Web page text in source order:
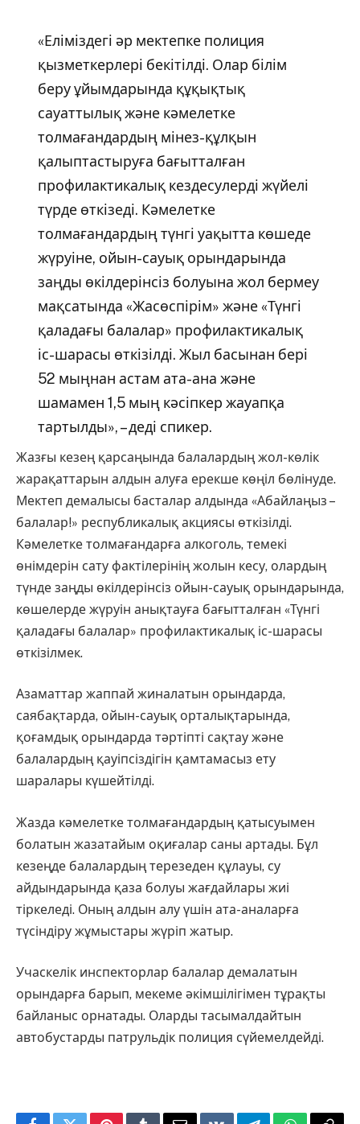
«Еліміздегі әр мектепке полиция
қызметкерлері бекітілді. Олар білім
беру ұйымдарында құқықтық
сауаттылық және кәмелетке
толмағандардың мінез-құлқын
қалыптастыруға бағытталған
профилактикалық кездесулерді жүйелі
түрде өткізеді. Кәмелетке
толмағандардың түнгі уақытта көшеде
жүруіне, ойын-сауық орындарында
заңды өкілдерінсіз болуына жол бермеу
мақсатында «Жасөспірім» және «Түнгі
қаладағы балалар» профилактикалық
іс-шарасы өткізілді. Жыл басынан бері
52 мыңнан астам ата-ана және
шамамен 1,5 мың кәсіпкер жауапқа
тартылды», – деді спикер.
Жазғы кезең қарсаңында балалардың жол-көлік
жарақаттарын алдын алуға ерекше көңіл бөлінуде.
Мектеп демалысы басталар алдында «Абайлаңыз –
балалар!» республикалық акциясы өткізілді.
Кәмелетке толмағандарға алкоголь, темекі
өнімдерін сату фактілерінің жолын кесу, олардың
түнде заңды өкілдерінсіз ойын-сауық орындарында,
көшелерде жүруін анықтауға бағытталған «Түнгі
қаладағы балалар» профилактикалық іс-шарасы
өткізілмек.
Азаматтар жаппай жиналатын орындарда,
саябақтарда, ойын-сауық орталықтарында,
қоғамдық орындарда тәртіпті сақтау және
балалардың қауіпсіздігін қамтамасыз ету
шаралары күшейтілді.
Жазда кәмелетке толмағандардың қатысуымен
болатын жазатайым оқиғалар саны артады. Бұл
кезеңде балалардың терезеден құлауы, су
айдындарында қаза болуы жағдайлары жиі
тіркеледі. Оның алдын алу үшін ата-аналарға
түсіндіру жұмыстары жүріп жатыр.
Учаскелік инспекторлар балалар демалатын
орындарға барып, мекеме әкімшілігімен тұрақты
байланыс орнатады. Оларды тасымалдайтын
автобустарды патрульдік полиция сүйемелдейді.